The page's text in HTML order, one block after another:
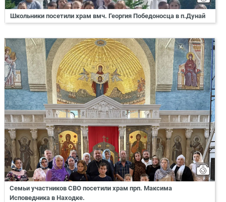
Школьники посетили храм вмч. Георгия Победоносца в п.Дунай
Семьи участников СВО посетили храм прп. Максима
Исповедника в Находке.